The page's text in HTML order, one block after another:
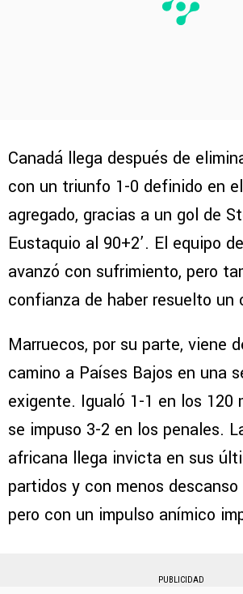
Canadá llega después de
con un triunfo 1-0 definido en
agregado, gracias a un gol de
Eustaquio al 90+2’. El equipo
avanzó con sufrimiento, pero
confianza de haber resuelto un
Marruecos, por su parte, viene
camino a Países Bajos en una
exigente. Igualó 1-1 en los 120
se impuso 3-2 en los penales.
africana llega invicta en sus
partidos y con menos descanso
pero con un impulso anímico
PUBLICIDAD